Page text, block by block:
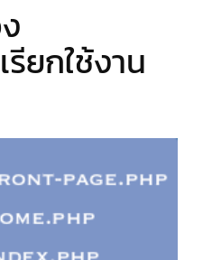
รียกใช้งาน